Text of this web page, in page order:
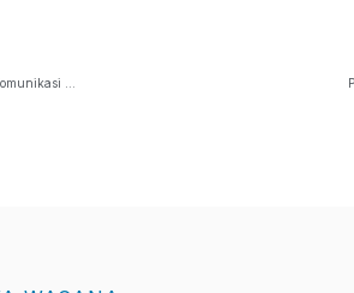
KODE ENROLMENKEY FLEARNINGBagi Mahasiswa FISKOM-UKSW, Baik Prodi Sosiologi, Prodi Ilmu Komunikasi Dan Prodi Hubungan Internasional. Yang Belum Mengetahui Kode Enrolmentkey Untuk Mandaftar Matakuliah Di Flearn. Dapat Di Downloa…